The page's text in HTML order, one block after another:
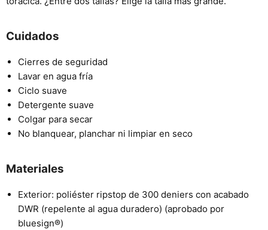
Cuidados
Cierres de seguridad
Lavar en agua fría
Ciclo suave
Detergente suave
Colgar para secar
No blanquear, planchar ni limpiar en seco
Materiales
Exterior: poliéster ripstop de 300 deniers con acabado
DWR (repelente al agua duradero) (aprobado por
bluesign®)